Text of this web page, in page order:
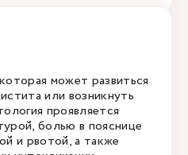
может развиться
или возникнуть
проявляется
болью в пояснице
и рвотой, а также